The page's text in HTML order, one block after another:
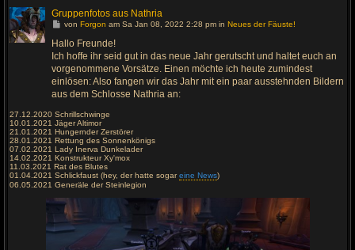
Gruppenfotos aus Nathria
G
h
e
z
u
m
l
e
z
t
e
n
B
e
i
t
r
a
g
von Forgon am Sa Jan 08, 2022 2:28 pm in Neues der Fäuste!
Hallo Freunde!
Ich hoffe ihr seid gut in das neue Jahr gerutscht und haltet euch an
vorgenommene Vorsätze. Einen möchte ich heute zumindest
einlösen: Also fangen wir das Jahr mit ein paar ausstehnden Bildern
aus dem Schlosse Nathria an:
27.12.2020 Schrillschwinge
10.01.2021 Jäger Altimor
21.01.2021 Hungernder Zerstörer
28.01.2021 Rettung des Sonnenkönigs
07.02.2021 Lady Inerva Dunkelader
14.02.2021 Konstrukteur Xy'mox
11.03.2021 Rat des Blutes
01.04.2021 Schlickfaust (hey, der hatte sogareine News)
06.05.2021 Generäle der Steinlegion